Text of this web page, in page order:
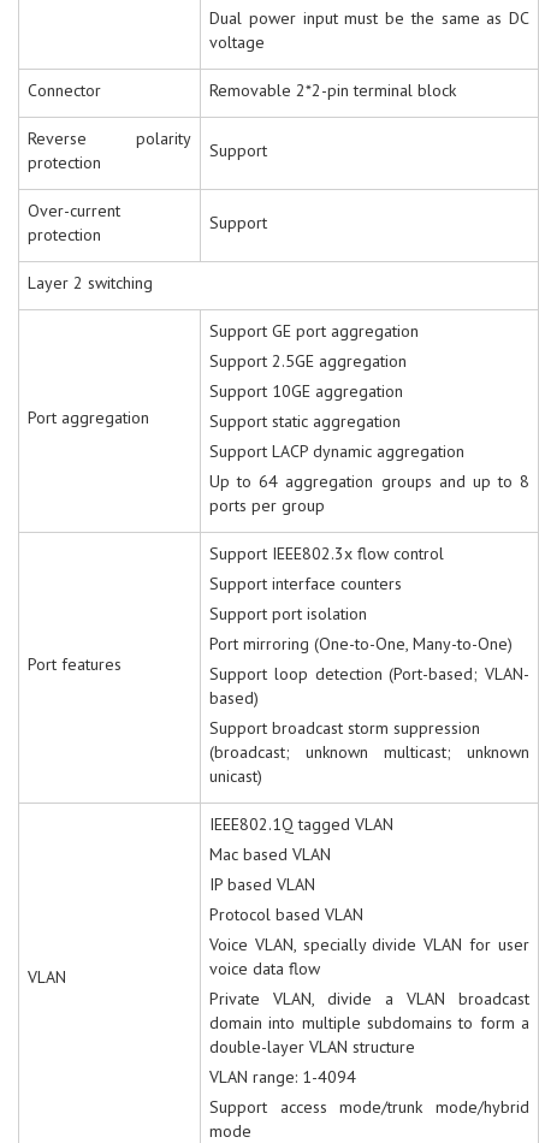
Dual power input must be the same as DC
voltage
Connector Removable 2*2-pin terminal block
Reverse polarity
protection
Support
Over-current
protection
Support
Layer 2 switching
Port aggregation
Support GE port aggregation
Support 2.5GE aggregation
Support 10GE aggregation
Support static aggregation
Support LACP dynamic aggregation
Up to 64 aggregation groups and up to 8
ports per group
Port features
Support IEEE802.3x flow control
Support interface counters
Support port isolation
Port mirroring (One-to-One, Many-to-One)
Support loop detection (Port-based; VLAN-
based)
Support broadcast storm suppression
(broadcast; unknown multicast; unknown
unicast)
VLAN
IEEE802.1Q tagged VLAN
Mac based VLAN
IP based VLAN
Protocol based VLAN
Voice VLAN, specially divide VLAN for user
voice data flow
Private VLAN, divide a VLAN broadcast
domain into multiple subdomains to form a
double-layer VLAN structure
VLAN range: 1-4094
Support access mode/trunk mode/hybrid
mode